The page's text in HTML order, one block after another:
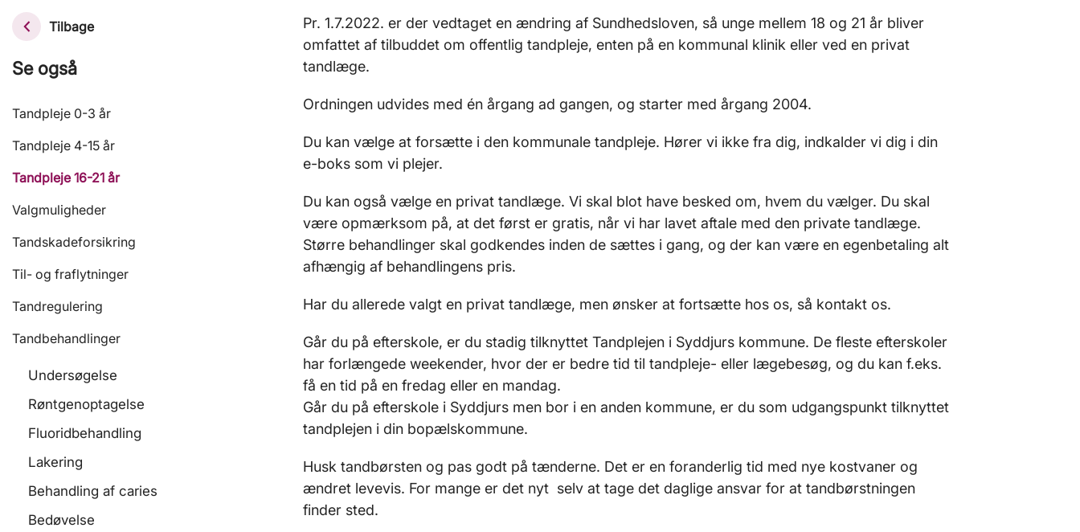
Tilbage
Se også
Tandpleje 0-3 år
Tandpleje 4-15 år
Tandpleje 16-21 år
Valgmuligheder
Tandskadeforsikring
Til- og fraflytninger
Tandregulering
Tandbehandlinger
Undersøgelse
Røntgenoptagelse
Fluoridbehandling
Lakering
Behandling af caries
Bedøvelse
Pr. 1.7.2022. er der vedtaget en ændring af Sundhedsloven, så unge mellem 18 og 21 år bliver
omfattet af tilbuddet om offentlig tandpleje, enten på en kommunal klinik eller ved en privat
tandlæge.
Ordningen udvides med én årgang ad gangen, og starter med årgang 2004.
Du kan vælge at forsætte i den kommunale tandpleje. Hører vi ikke fra dig, indkalder vi dig i din
e-boks som vi plejer.
Du kan også vælge en privat tandlæge. Vi skal blot have besked om, hvem du vælger. Du skal
være opmærksom på, at det først er gratis, når vi har lavet aftale med den private tandlæge.
Større behandlinger skal godkendes inden de sættes i gang, og der kan være en egenbetaling alt
afhængig af behandlingens pris.
Har du allerede valgt en privat tandlæge, men ønsker at fortsætte hos os, så kontakt os.
Går du på efterskole, er du stadig tilknyttet Tandplejen i Syddjurs kommune. De fleste efterskoler
har forlængede weekender, hvor der er bedre tid til tandpleje- eller lægebesøg, og du kan f.eks.
få en tid på en fredag eller en mandag.
Går du på efterskole i Syddjurs men bor i en anden kommune, er du som udgangspunkt tilknyttet
tandplejen i din bopælskommune.
Husk tandbørsten og pas godt på tænderne. Det er en foranderlig tid med nye kostvaner og
ændret levevis. For mange er det nyt selv at tage det daglige ansvar for at tandbørstningen
finder sted.